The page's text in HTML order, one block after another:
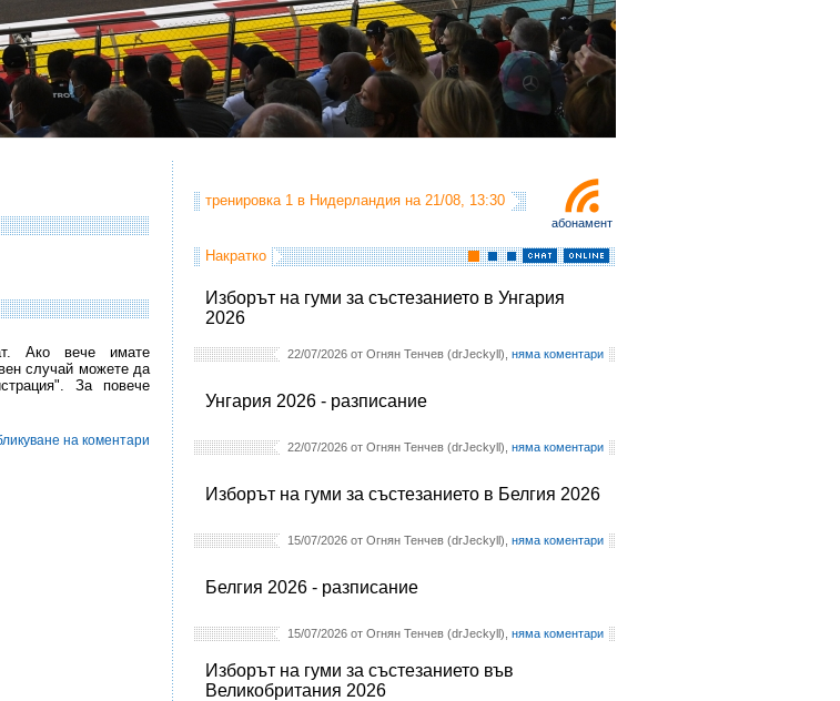
абонамент
тренировка 1 в Нидерландия на 21/08, 13:30
Накратко
Изборът на гуми за състезанието в Унгария
2026
22/07/2026 от Огнян Тенчев (drJeckyll), няма коментари
Унгария 2026 - разписание
22/07/2026 от Огнян Тенчев (drJeckyll), няма коментари
Изборът на гуми за състезанието в Белгия 2026
15/07/2026 от Огнян Тенчев (drJeckyll), няма коментари
Белгия 2026 - разписание
15/07/2026 от Огнян Тенчев (drJeckyll), няма коментари
Изборът на гуми за състезанието във
Великобритания 2026
Ако вече имате
случай можете да
За повече
на коментари